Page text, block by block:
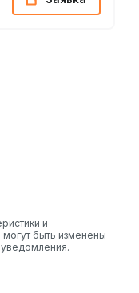
и
могут быть изменены